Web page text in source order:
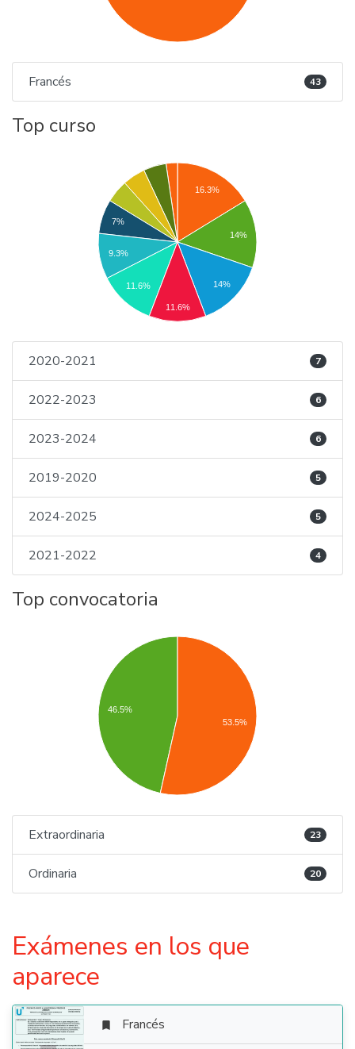
Francés 43
Top curso
16.3%
14%
14%
7%
9.3%
11.6%
11.6%
2020-2021 7
2022-2023 6
2023-2024 6
2019-2020 5
2024-2025 5
2021-2022 4
Top convocatoria
46.5%
53.5%
Extraordinaria 23
Ordinaria 20
Exámenes en los que
aparece
 Francés